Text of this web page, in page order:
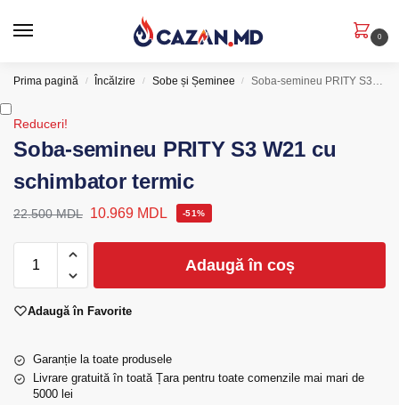
0
Prima pagină / Încălzire / Sobe și Șeminee / Soba-semineu PRITY S3 W21 cu schimbator termic
Reduceri!
Soba-semineu PRITY S3 W21 cu
schimbator termic
22.500MDL 10.969 MDL -51%
Adaugă în coș
Adaugă în Favorite
Garanție la toate produsele
Livrare gratuită în toată Țara pentru toate comenzile mai mari de
5000 lei